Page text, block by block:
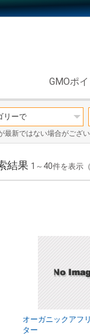
GMOポ
最新ではない場合がござ
結果 1 ～ 40件を表示
オーガニックアフ
ター